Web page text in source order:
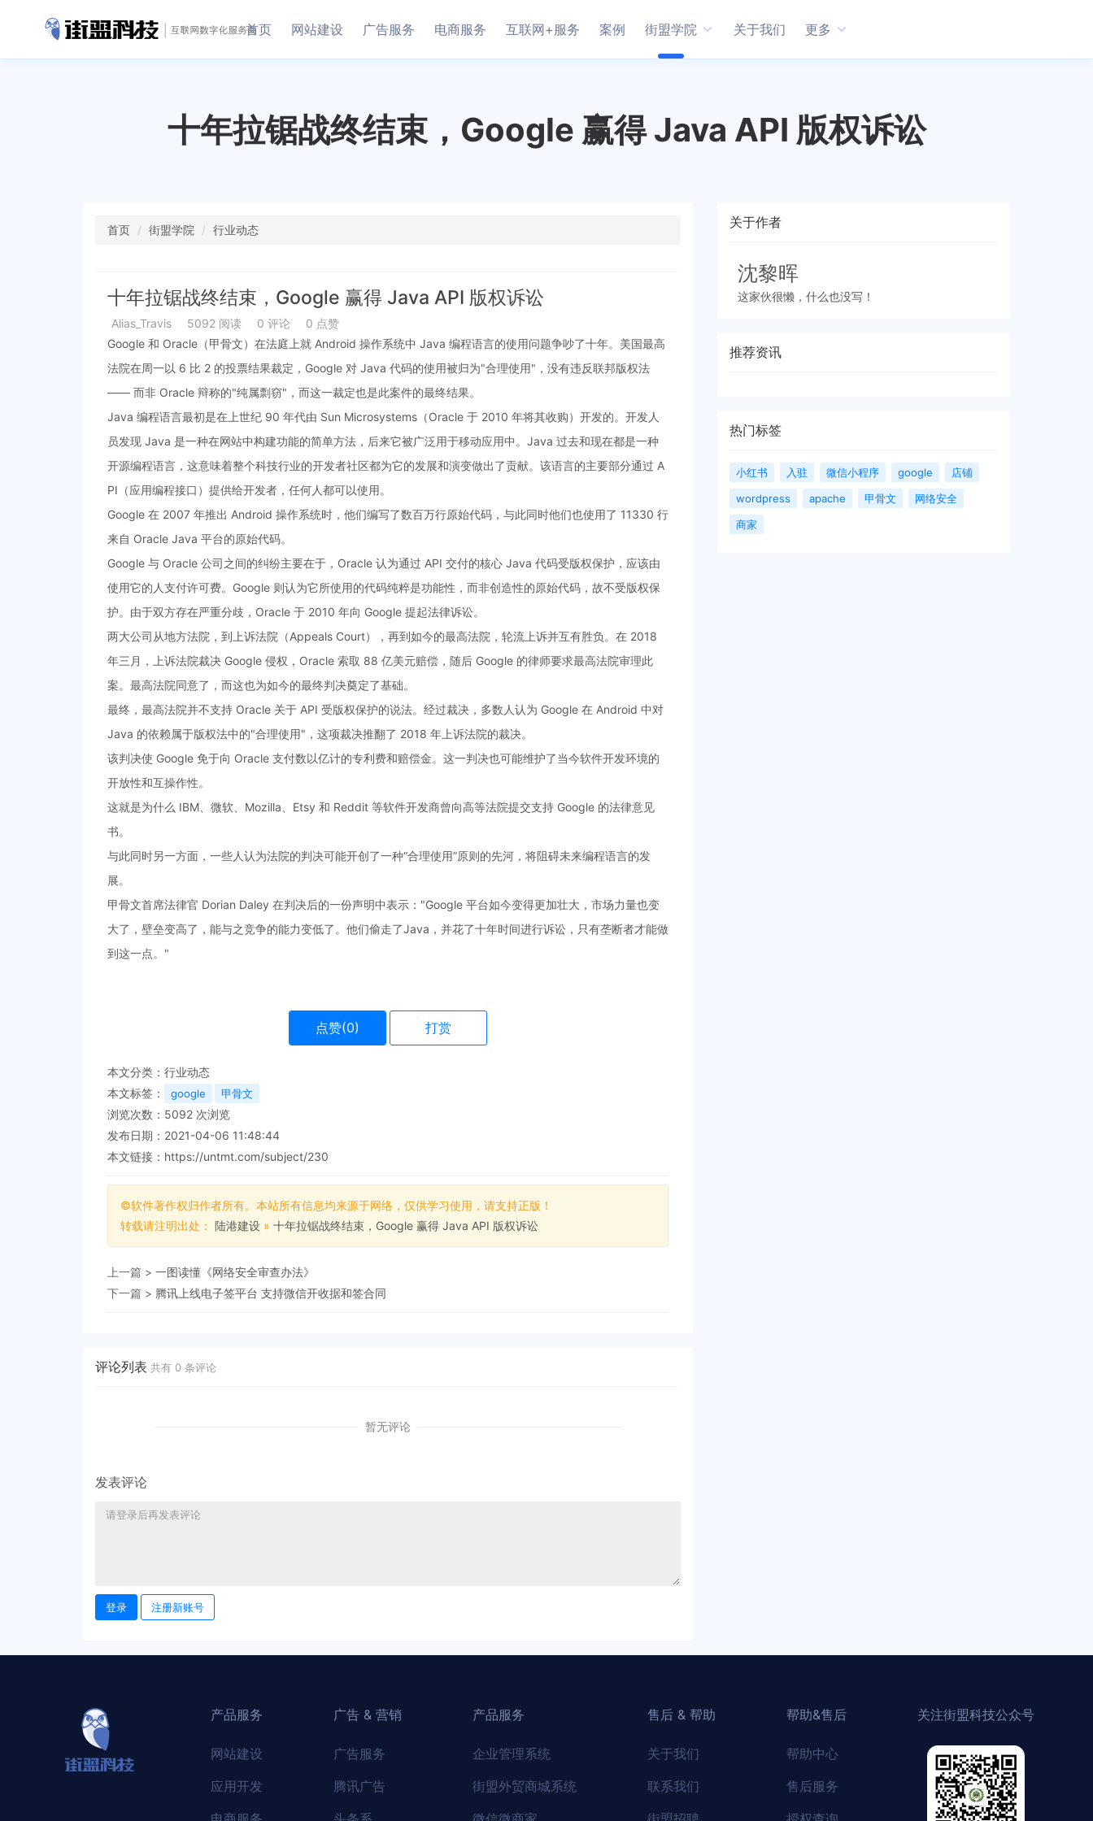
首页 网站建设 广告服务 电商服务 互联网+服务 案例 街盟学院 关于我们 更多
十年拉锯战终结束，Google 赢得 Java API 版权诉讼
首页 街盟学院 行业动态
十年拉锯战终结束，Google 赢得 Java API 版权诉讼
Alias_Travis 5092 阅读 0 评论
0 点赞
Google 和 Oracle（甲骨文）在法庭上就 Android 操作系统中 Java 编程语言的使用问题争吵了十年。美国最高
法院在周一以 6 比 2 的投票结果裁定，Google 对 Java 代码的使用被归为"合理使用"，没有违反联邦版权法
—— 而非 Oracle 辩称的"纯属剽窃"，而这一裁定也是此案件的最终结果。
Java 编程语言最初是在上世纪 90 年代由 Sun Microsystems（Oracle 于 2010 年将其收购）开发的。开发人
员发现 Java 是一种在网站中构建功能的简单方法，后来它被广泛用于移动应用中。Java 过去和现在都是一种
开源编程语言，这意味着整个科技行业的开发者社区都为它的发展和演变做出了贡献。该语言的主要部分通过 A
PI（应用编程接口）提供给开发者，任何人都可以使用。
Google 在 2007 年推出 Android 操作系统时，他们编写了数百万行原始代码，与此同时他们也使用了 11330 行
来自 Oracle Java 平台的原始代码。
Google 与 Oracle 公司之间的纠纷主要在于，Oracle 认为通过 API 交付的核心 Java 代码受版权保护，应该由
使用它的人支付许可费。Google 则认为它所使用的代码纯粹是功能性，而非创造性的原始代码，故不受版权保
护。由于双方存在严重分歧，Oracle 于 2010 年向 Google 提起法律诉讼。
两大公司从地方法院，到上诉法院（Appeals Court），再到如今的最高法院，轮流上诉并互有胜负。在 2018
年三月，上诉法院裁决 Google 侵权，Oracle 索取 88 亿美元赔偿，随后 Google 的律师要求最高法院审理此
案。最高法院同意了，而这也为如今的最终判决奠定了基础。
最终，最高法院并不支持 Oracle 关于 API 受版权保护的说法。经过裁决，多数人认为 Google 在 Android 中对
Java 的依赖属于版权法中的"合理使用"，这项裁决推翻了 2018 年上诉法院的裁决。
该判决使 Google 免于向 Oracle 支付数以亿计的专利费和赔偿金。这一判决也可能维护了当今软件开发环境的
开放性和互操作性。
这就是为什么 IBM、微软、Mozilla、Etsy 和 Reddit 等软件开发商曾向高等法院提交支持 Google 的法律意见
书。
与此同时另一方面，一些人认为法院的判决可能开创了一种“合理使用”原则的先河，将阻碍未来编程语言的发
展。
甲骨文首席法律官 Dorian Daley 在判决后的一份声明中表示："Google 平台如今变得更加壮大，市场力量也变
大了，壁垒变高了，能与之竞争的能力变低了。他们偷走了Java，并花了十年时间进行诉讼，只有垄断者才能做
到这一点。"
点赞(0) 打赏
本文分类： 行业动态
本文标签：
google 甲骨文
浏览次数： 5092 次浏览
发布日期：2021-04-06 11:48:44
本文链接： https://untmt.com/subject/230
©软件著作权归作者所有。本站所有信息均来源于网络，仅供学习使用，请支持正版！
转载请注明出处： 陆港建设 » 十年拉锯战终结束，Google 赢得 Java API 版权诉讼
上一篇 > 一图读懂​《网络安全审查办法》
下一篇 > 腾讯上线电子签平台 支持微信开收据和签合同
评论列表 共有 0 条评论
暂无评论
发表评论
登录 注册新账号
关于作者
沈黎晖
这家伙很懒，什么也没写！
推荐资讯
热门标签
小红书 入驻 微信小程序 google
店铺
wordpress
apache 甲骨文
网络安全
商家
产品服务
网站建设
应用开发
广告 & 营销
广告服务
腾讯广告
产品服务
企业管理系统
街盟外贸商城系统
售后 & 帮助
关于我们
联系我们
帮助&售后
帮助中心
售后服务
关注街盟科技公众号